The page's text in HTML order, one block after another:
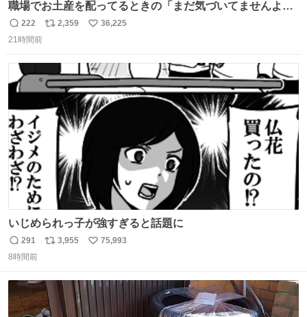
職場でお土産を配ってるときの「まだ気づいてませんよ」
的な演技が毎回シンドい。
返
信
222
リ
ト
数
2,359
い
数
36,225
21時間前
いじめられっ子が強すぎると話題に
返
信
291
リ
ト
数
3,955
い
数
75,993
8時間前